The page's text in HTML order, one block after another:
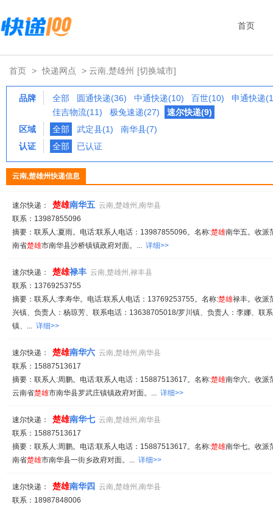
首页
首页 > 快递网点 > 云南,楚雄州 [切换城市]
品牌 全部 圆通快递(36) 中通快递(10) 百世(10)
申通快递
佳吉物流(11)
极兔速递(27)
速尔快递(9)
区域
全部 武定县(1)
南华县(7)
认证
全部 已认证
云南,楚雄州快递信息
速尔快递： 楚雄南华五 云南,楚雄州,南华县
联系：13987855096
摘要：联系人:夏雨。电话:联系人电话：13987855096。名称:楚雄南华五。收派
南省楚雄市南华县沙桥镇镇政府对面。... 详细>>
速尔快递： 楚雄禄丰 云南,楚雄州,禄丰县
联系：13769253755
摘要：联系人:李寿华。电话:联系人电话：13769253755。名称:楚雄禄丰。收派
兴镇、负责人：杨琼芳、联系电话：13638705018/罗川镇、负责人：李娜、联
镇、... 详细>>
速尔快递： 楚雄南华六 云南,楚雄州,南华县
联系：15887513617
摘要：联系人:周鹏。电话:联系人电话：15887513617。名称:楚雄南华六。收派
云南省楚雄市南华县罗武庄镇镇政府对面。... 详细>>
速尔快递： 楚雄南华七 云南,楚雄州,南华县
联系：15887513617
摘要：联系人:周鹏。电话:联系人电话：15887513617。名称:楚雄南华七。收派
南省楚雄市南华县一街乡政府对面。... 详细>>
速尔快递： 楚雄南华四
云南,楚雄州,南华县
联系：18987848006